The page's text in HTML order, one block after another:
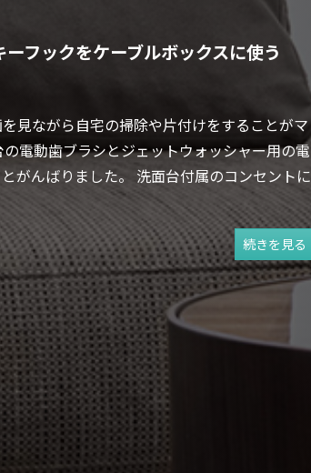
フックをケーブルボックスに使う
見ながら自宅の掃除や片付けをすることがマ
電動歯ブラシとジェットウォッシャー用の電
がんばりました。 洗面台付属のコンセントに
続きを見る